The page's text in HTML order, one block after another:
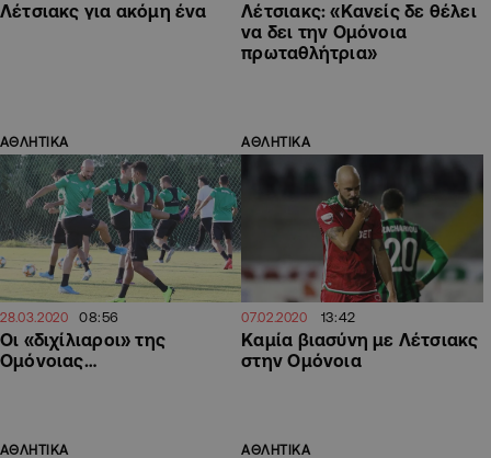
Λέτσιακς για ακόμη ένα
Λέτσιακς: «Κανείς δε θέλει
να δει την Ομόνοια
πρωταθλήτρια»
ΑΘΛΗΤΙΚΑ
28.03.2020 08:56
Οι «διχίλιαροι» της
Ομόνοιας…
ΑΘΛΗΤΙΚΑ
07.02.2020 13:42
Καμία βιασύνη με Λέτσιακς
στην Ομόνοια
ΑΘΛΗΤΙΚΑ ΑΘΛΗΤΙΚΑ